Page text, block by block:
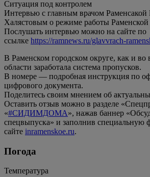
Ситуация под контролем
Интервью с главным врачом
Халястовым о режиме работы
Послушать интервью можно на сайте по
ссылке https://ramnews.ru/glavvrach-
В Раменском городском округе, как и во
области заработала система пропусков.
В номере — подробная инструкция по
цифрового документа.
Поделитесь своим мнением об
Оставить отзыв можно в разделе
«#СИДИМДОМА», нажав баннер
спецвыпуска» и заполнив специальную
сайте inramenskoe.ru.
Погода
Температура